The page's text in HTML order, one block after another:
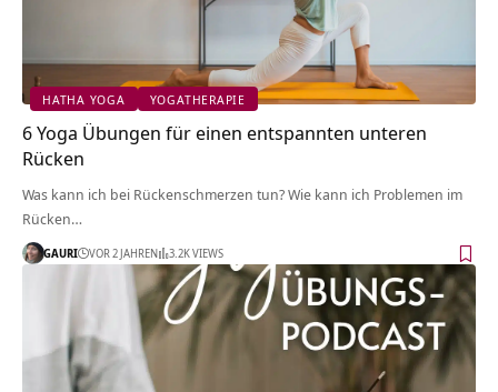
HATHA YOGA YOGATHERAPIE
6 Yoga Übungen für einen entspannten unteren
Rücken
Was kann ich bei Rückenschmerzen tun? Wie kann ich Problemen im
Rücken…
GAURI VOR 2 JAHREN 3.2K VIEWS